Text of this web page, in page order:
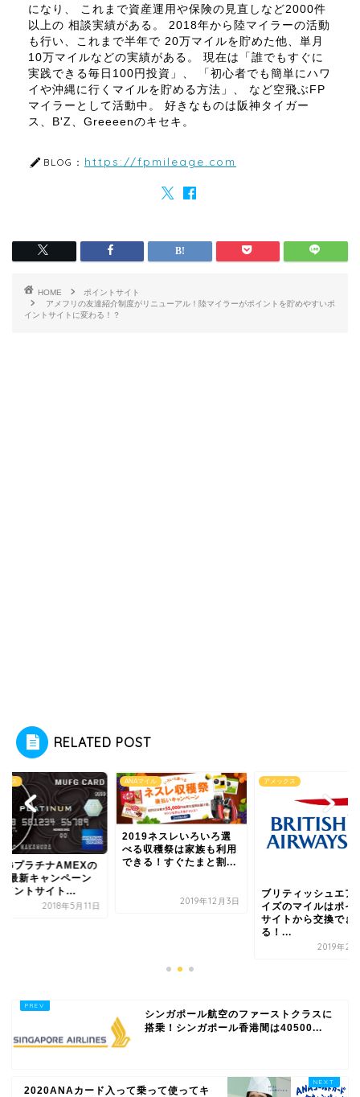
になり、 これまで資産運用や保険の見直しなど2000件
以上の 相談実績がある。 2018年から陸マイラーの活動
も行い、これまで半年で 20万マイルを貯めた他、単月
10万マイルなどの実績がある。 現在は「誰でもすぐに
実践できる毎日100円投資」、 「初心者でも簡単にハワ
イや沖縄に行くマイルを貯める方法」、 など空飛ぶFP
マイラーとして活動中。 好きなものは阪神タイガー
ス、B'Z、Greeeenのキセキ。
BLOG： https://fpmileage.com
HOME
ポイントサイト
アメフリの友達紹介制度がリニューアル！陸マイラーがポイントを貯めやすいポ
イントサイトに変わる！？
RELATED POST
クス
プラチナAMEXの
最新キャンペーン
イントサイト...
2018年5月11日
ANAマイル
2019ネスレいろいろ選
べる収穫祭は家族も利用
できる！すぐたまと割...
2019年12月3日
アメックス
ブリティッシュエア
イズのマイルはポイ
サイトから交換でき
る！...
2019年2
シンガポール航空のファーストクラスに
搭乗！シンガポール香港間は40500...
2020ANAカード入って乗って使ってキ